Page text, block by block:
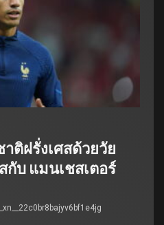
ติฝรั่งเศสด้วยวัย
กับ แมนเชสเตอร์